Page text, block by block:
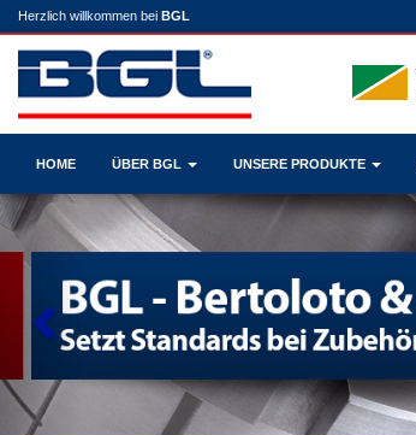
Herzlich willkommen bei BGL
HOME ÜBER BGL UNSERE PRODUKTE
Previous